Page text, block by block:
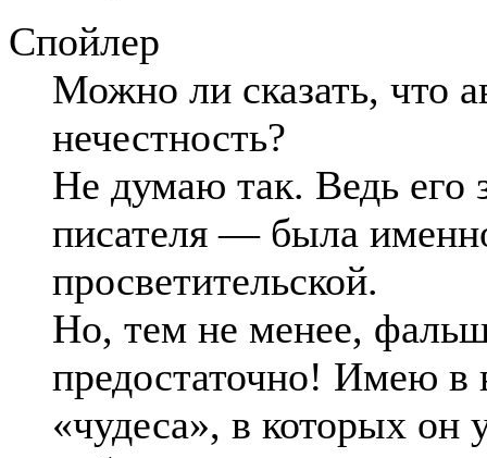
Спойлер
Можно ли сказать, что
нечестность?
Не думаю так. Ведь его
писателя — была
просветительской.
Но, тем не менее,
предостаточно! Имею в
«чудеса», в которых он